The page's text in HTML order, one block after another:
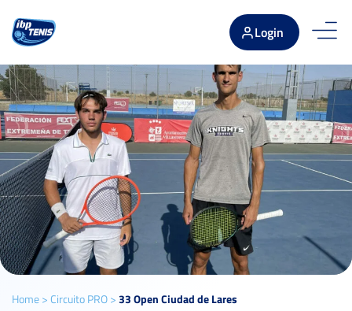
Login
Home>Circuito PRO>33 Open Ciudad de Lares